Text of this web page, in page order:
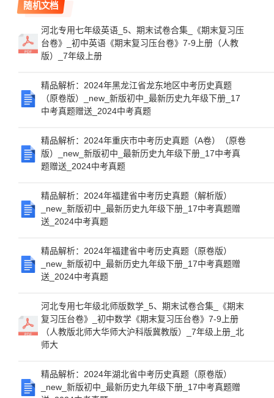
随机文档
河北专用七年级英语_5、期末试卷合集_《期末复习压
台卷》_初中英语《期末复习压台卷》7-9上册（人教
版）_7年级上册
精品解析：2024年黑龙江省龙东地区中考历史真题
（原卷版）_new_新版初中_最新历史九年级下册_17
中考真题赠送_2024中考真题
精品解析：2024年重庆市中考历史真题（A卷）（原卷
版）_new_新版初中_最新历史九年级下册_17中考真
题赠送_2024中考真题
精品解析：2024年福建省中考历史真题（解析版）
_new_新版初中_最新历史九年级下册_17中考真题赠
送_2024中考真题
精品解析：2024年福建省中考历史真题（原卷版）
_new_新版初中_最新历史九年级下册_17中考真题赠
送_2024中考真题
河北专用七年级北师版数学_5、期末试卷合集_《期末
复习压台卷》_初中数学《期末复习压台卷》7-9上册
（人教版北师大华师大沪科版冀教版）_7年级上册_北
师大
精品解析：2024年湖北省中考历史真题（原卷版）
_new_新版初中_最新历史九年级下册_17中考真题赠